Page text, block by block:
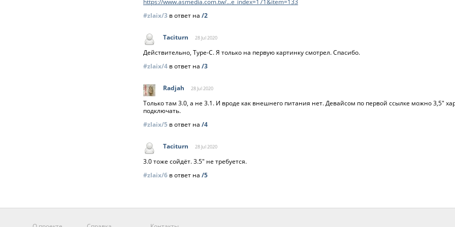
https://www.asmedia.com.tw/...e_index=171&item=133
#zlaix/3 в ответ на /2
Taciturn 28 Jul2020
Действительно, Type-C. Я только на первую картинку смотрел. Спасибо.
#zlaix/4 в ответ на /3
Radjah 28 Jul2020
Только там 3.0, а не 3.1. И вроде как внешнего питания нет. Девайсом по первой ссылке можно 3,5"
подключать.
#zlaix/5 в ответ на /4
Taciturn 28 Jul2020
3.0 тоже сойдёт. 3.5" не требуется.
#zlaix/6 в ответ на /5